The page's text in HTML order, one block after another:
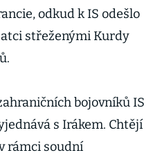
odkud k IS odešlo
střeženými Kurdy
bojovníků IS
s Irákem. Chtějí
rámci soudní